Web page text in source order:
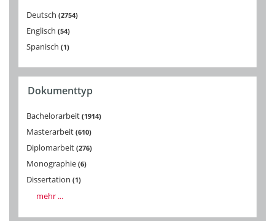
Deutsch 2754
Englisch 54
Spanisch 1
Dokumenttyp
Bachelorarbeit 1914
Masterarbeit 610
Diplomarbeit 276
Monographie 6
Dissertation 1
mehr ...